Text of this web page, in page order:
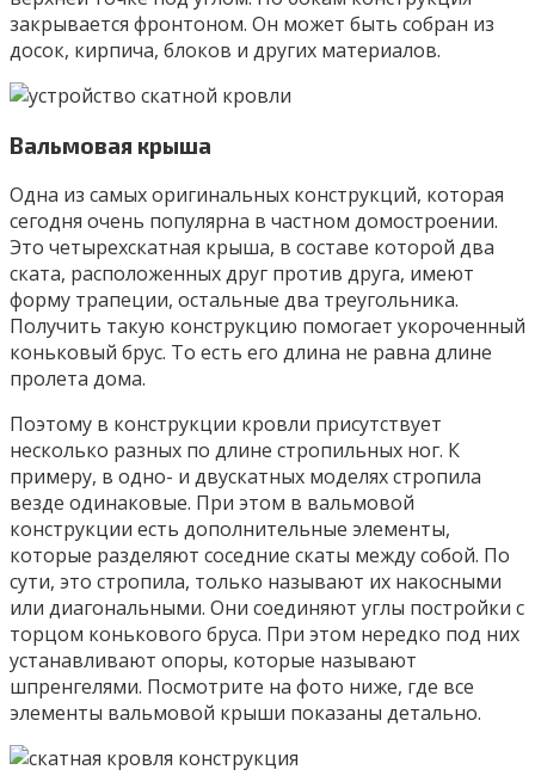
закрывается фронтоном. Он может быть собран из
досок, кирпича, блоков и других материалов.
Вальмовая крыша
Одна из самых оригинальных конструкций, которая
сегодня очень популярна в частном домостроении.
Это четырехскатная крыша, в составе которой два
ската, расположенных друг против друга, имеют
форму трапеции, остальные два треугольника.
Получить такую конструкцию помогает укороченный
коньковый брус. То есть его длина не равна длине
пролета дома.
Поэтому в конструкции кровли присутствует
несколько разных по длине стропильных ног. К
примеру, в одно- и двускатных моделях стропила
везде одинаковые. При этом в вальмовой
конструкции есть дополнительные элементы,
которые разделяют соседние скаты между собой. По
сути, это стропила, только называют их накосными
или диагональными. Они соединяют углы постройки с
торцом конькового бруса. При этом нередко под них
устанавливают опоры, которые называют
шпренгелями. Посмотрите на фото ниже, где все
элементы вальмовой крыши показаны детально.